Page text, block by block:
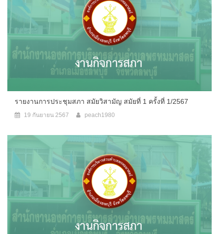
รายงานการประชุมสภา สมัยวิสามัญ สมัยที่ 1 ครั้งที่ 1/2567
19 กันยายน 2567 peach1980